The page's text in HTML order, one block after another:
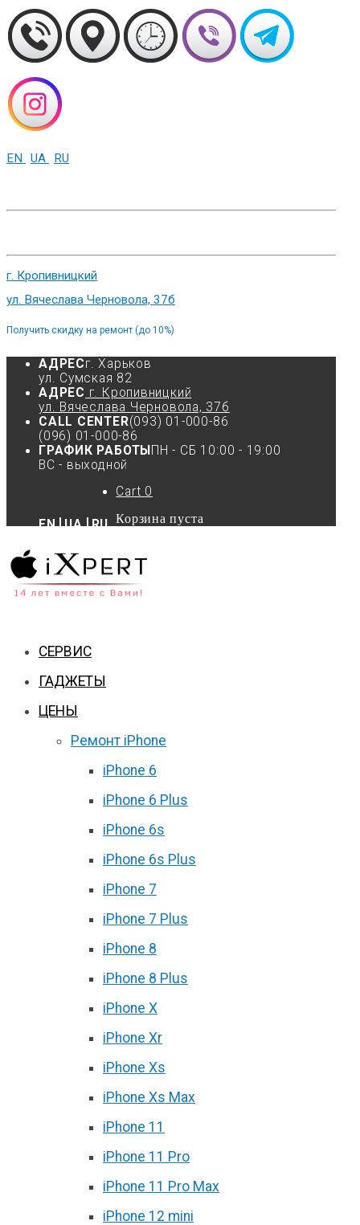
EN UA RU
г. Кропивницкий
ул. Вячеслава Черновола, 37б
Получить скидку на ремонт (до 10%)
АДРЕСг. Харьков
ул. Сумская 82
АДРЕС г. Кропивницкий
ул. Вячеслава Черновола, 37б
CALL CENTER(093) 01-000-86
(096) 01-000-86
ГРАФИК РАБОТЫ ПН - СБ 10:00 - 19:00
ВС - выходной
EN UA RU
Cart 0
Корзина пуста
СЕРВИС
ГАДЖЕТЫ
ЦЕНЫ
Ремонт iPhone
iPhone 6
iPhone 6 Plus
iPhone 6s
iPhone 6s Plus
iPhone 7
iPhone 7 Plus
iPhone 8
iPhone 8 Plus
iPhone X
iPhone Xr
iPhone Xs
iPhone Xs Max
iPhone 11
iPhone 11 Pro
iPhone 11 Pro Max
iPhone 12 mini